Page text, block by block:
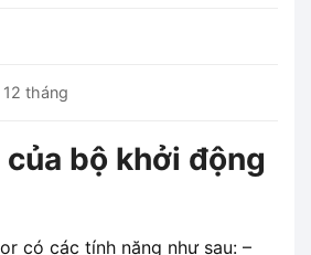
tháng
bộ khởi động
có các tính năng như sau: –